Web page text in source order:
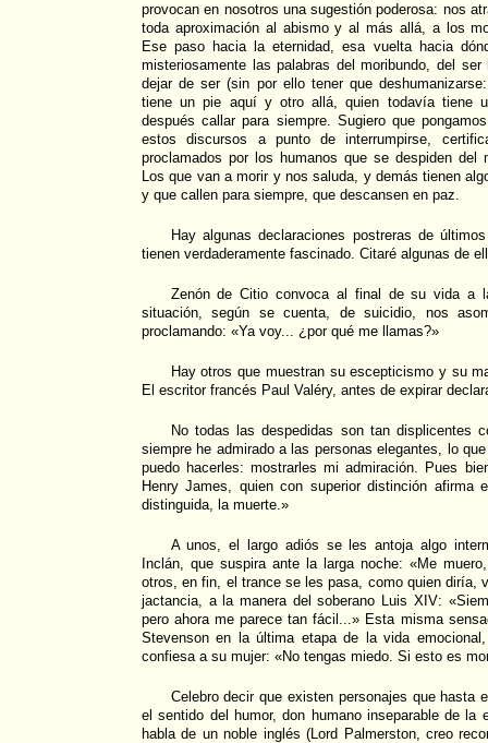
provocan en nosotros una sugestión poderosa: nos
toda aproximación al abismo y al más allá, a los
Ese paso hacia la eternidad, esa vuelta hacia
misteriosamente las palabras del moribundo, del
dejar de ser (sin por ello tener que
tiene un pie aquí y otro allá, quien todavía tiene
después callar para siempre. Sugiero que
estos discursos a punto de interrumpirse,
proclamados por los humanos que se despiden del
Los que van a morir y nos saluda, y demás tienen
y que callen para siempre, que descansen en paz.
Hay algunas declaraciones postreras de
tienen verdaderamente fascinado. Citaré algunas de
Zenón de Citio convoca al final de su vida a
situación, según se cuenta, de suicidio, nos
proclamando: «Ya voy... ¿por qué me llamas?»
Hay otros que muestran su escepticismo y su
El escritor francés Paul Valéry, antes de expirar
No todas las despedidas son tan displicentes
siempre he admirado a las personas elegantes, lo
puedo hacerles: mostrarles mi admiración. Pues
Henry James, quien con superior distinción
distinguida, la muerte.»
A unos, el largo adiós se les antoja algo
Inclán, que suspira ante la larga noche: «Me
otros, en fin, el trance se les pasa, como quien diría,
jactancia, a la manera del soberano Luis XIV:
pero ahora me parece tan fácil...» Esta misma
Stevenson en la última etapa de la vida
confiesa a su mujer: «No tengas miedo. Si esto es
Celebro decir que existen personajes que hasta
el sentido del humor, don humano inseparable de la
habla de un noble inglés (Lord Palmerston, creo